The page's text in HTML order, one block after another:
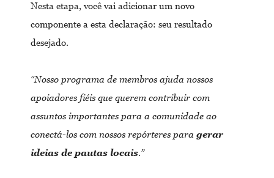
Nesta etapa, você vai adicionar um novo
componente a esta declaração: seu resultado
desejado.
“Nosso programa de membros ajuda nossos
apoiadores fiéis que querem contribuir com
assuntos importantes para a comunidade ao
conectá-los com nossos repórteres para gerar
ideias de pautas locais.”